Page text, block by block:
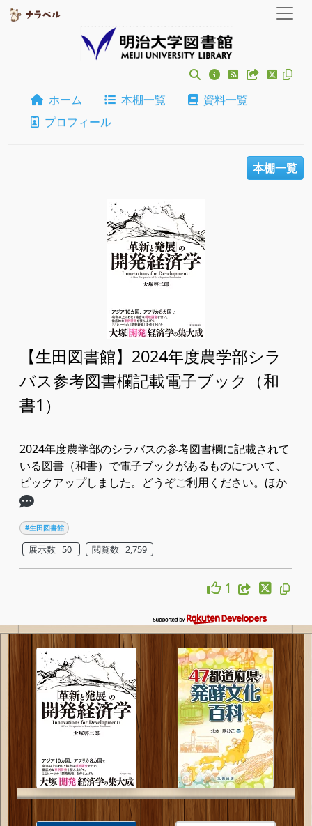
ホーム 本棚一覧
資料一覧
プロフィール
本棚一覧
【生田図書館】2024年度農学部シラ
バス参考図書欄記載電子ブック（和
書1）
2024年度農学部のシラバスの参考図書欄に記載されて
いる図書（和書）で電子ブックがあるものについて、
ピックアップしました。どうぞご利用ください。ほか
#生田図書館
展示数 50 閲覧数 2,759
1